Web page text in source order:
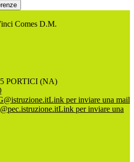
Comes D.M.
PORTICI (NA)
Link per inviare una mail
Link per inviare una